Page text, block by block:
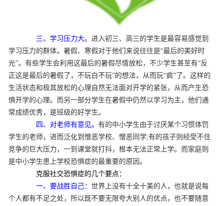
三、学习压力大。 进入初三、高三的学生是最容易感觉到
学习压力的群体。暑假、寒假对于他们来说往往是“最后的美好时
光”。有些学生会利用这最后的暑假尽情放松，不少学生甚至有“反
正这是最后的暑假了，不玩白不玩”的想法，从而玩“疯”了。这样的
生活状态和极其放松的心理自然无法面对开学的紧张，从而产生恐
惧开学的心理。而另一部分学生在暑假中仍然以学习为主，他们通
常成绩优秀，是班级的好学生。
四、对老师有意见。 有的中小学生由于讨厌某个习惯体罚
学生的老师，进而泛化到憎恶学校、憎恶同学;有的孩子则经受不住
竞争的巨大压力，一到课堂就打抖，根本无法正常上学。而家庭则
是中小学生患上学校恐惧症的最重要的原因。
克服社交恐惧症的几个要点：
一、要战胜自己： 世界上没有十全十美的人，也就是说每
个人都有不足之处，所以既不要无限夸大别人的优点，也不要随意